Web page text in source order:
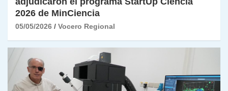
2026 de MinCiencia
05/05/2026 Vocero Regional